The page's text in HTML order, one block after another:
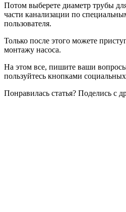
Потом выберете диаметр трубы
части канализации по
пользователя.
Только после этого можете
монтажу насоса.
На этом все, пишите ваши
пользуйтесь кнопками социальных
Понравилась статья? Поделись с